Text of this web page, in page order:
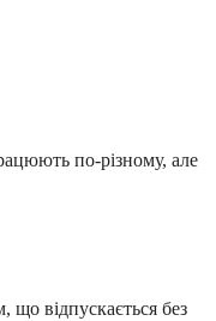
по-різному, але
відпускається без